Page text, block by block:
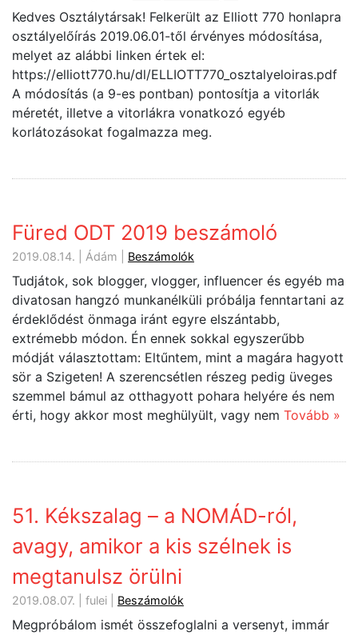
Kedves Osztálytársak! Felkerült az Elliott 770 honlapra
osztályelőírás 2019.06.01-től érvényes módosítása,
melyet az alábbi linken értek el:
https://elliott770.hu/dl/ELLIOTT770_osztalyeloiras.pdf
A módosítás (a 9-es pontban) pontosítja a vitorlák
méretét, illetve a vitorlákra vonatkozó egyéb
korlátozásokat fogalmazza meg.
Füred ODT 2019 beszámoló
2019.08.14. | Ádám | Beszámolók
Tudjátok, sok blogger, vlogger, influencer és egyéb ma
divatosan hangzó munkanélküli próbálja fenntartani az
érdeklődést önmaga iránt egyre elszántabb,
extrémebb módon. Én ennek sokkal egyszerűbb
módját választottam: Eltűntem, mint a magára hagyott
sör a Szigeten! A szerencsétlen részeg pedig üveges
szemmel bámul az otthagyott pohara helyére és nem
érti, hogy akkor most meghülyült, vagy nem Tovább »
51. Kékszalag – a NOMÁD-ról,
avagy, amikor a kis szélnek is
megtanulsz örülni
2019.08.07. | fulei | Beszámolók
Megpróbálom ismét összefoglalni a versenyt, immár